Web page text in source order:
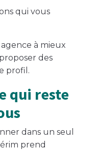
qui vous
à mieux
des
profil.
qui reste
dans un seul
prend